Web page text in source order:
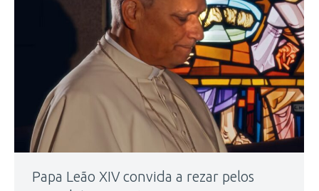
Papa Leão XIV convida a rezar pelos